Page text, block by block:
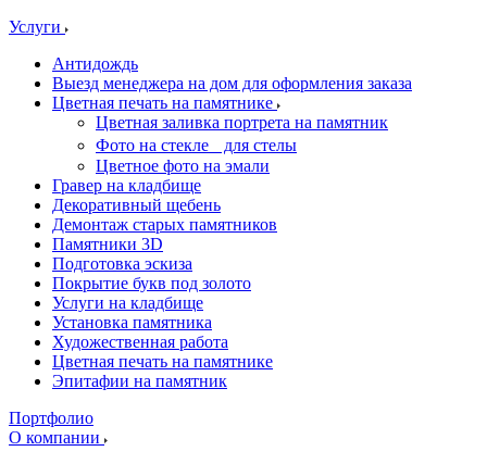
Услуги
Антидождь
Выезд менеджера на дом для оформления заказа
Цветная печать на памятнике
Цветная заливка портрета на памятник
Фото на стекле для стелы
Цветное фото на эмали
Гравер на кладбище
Декоративный щебень
Демонтаж старых памятников
Памятники 3D
Подготовка эскиза
Покрытие букв под золото
Услуги на кладбище
Установка памятника
Художественная работа
Цветная печать на памятнике
Эпитафии на памятник
Портфолио
О компании